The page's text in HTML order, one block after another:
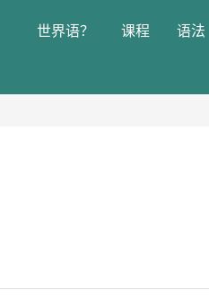
世界语？ 课程 语法